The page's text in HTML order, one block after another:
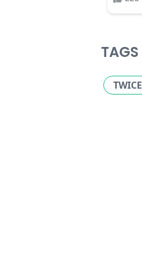
TAGS
TWICE